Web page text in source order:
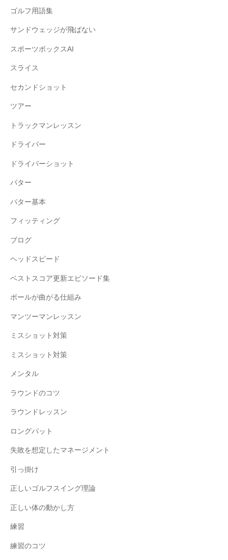
ゴルフ用語集
サンドウェッジが飛ばない
スポーツボックスAI
スライス
セカンドショット
ツアー
トラックマンレッスン
ドライバー
ドライバーショット
パター
パター基本
フィッティング
ブログ
ヘッドスピード
ベストスコア更新エピソード集
ボールが曲がる仕組み
マンツーマンレッスン
ミスショット対策
ミスショット対策
メンタル
ラウンドのコツ
ラウンドレッスン
ロングパット
失敗を想定したマネージメント
引っ掛け
正しいゴルフスイング理論
正しい体の動かし方
練習
練習のコツ